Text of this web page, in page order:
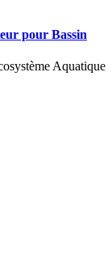
pour Bassin
Aquatique